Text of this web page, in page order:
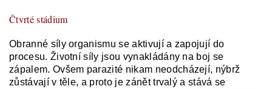
Čtvrté stádium
Obranné síly organismu se aktivují a zapojují do
procesu. Životní síly jsou vynakládány na boj se
zápalem. Ovšem parazité nikam neodcházejí, nýbrž
zůstávají v těle, a proto je zánět trvalý a stává se